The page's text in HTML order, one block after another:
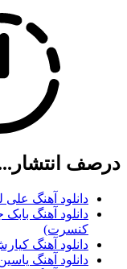
درصف
دانلود آهنگ علی
دانلود آهنگ
کنسرت)
دانلود آهنگ
دانلود آهنگ